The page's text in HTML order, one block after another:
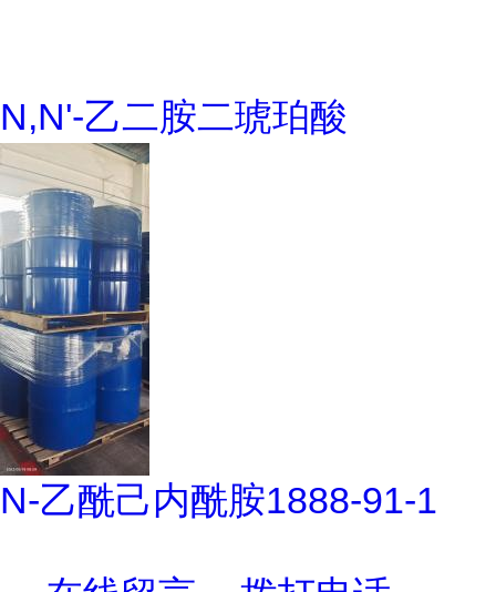
N,N'-乙二胺二琥珀酸
N-乙酰己内酰胺1888-91-1